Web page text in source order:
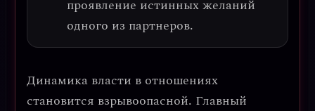
проявление истинных желаний
одного из партнеров.
Динамика власти в отношениях
становится взрывоопасной. Главный